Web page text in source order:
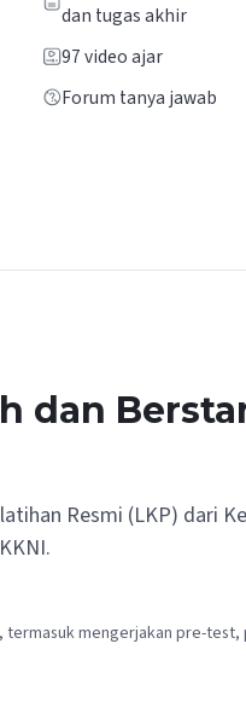
dan tugas akhir
97video ajar
Forum tanya jawab
dan
Resmi (LKP) dari
termasuk mengerjakan pre-